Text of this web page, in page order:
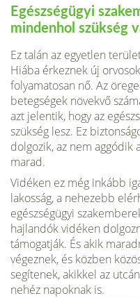
Egészségügyi
mindenhol szükség
Ez talán az egyetlen
Hiába érkeznek új
folyamatosan nő. Az
betegségek növekvő
azt jelentik, hogy az
szükség lesz. Ez
dolgozik, az nem aggódik
marad.
Vidéken ez még inkább
lakosság, a nehezebb
egészségügyi
hajlandók vidéken
támogatják. És akik
végeznek, és közben
segítenek, akikkel az
nehéz napoknak is.